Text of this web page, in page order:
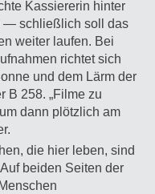
Kassiererin hinter
— schließlich soll das
weiter laufen. Bei
richtet sich
und dem Lärm der
B 258. „Filme zu
dann plötzlich am
die hier leben, sind
beiden Seiten der